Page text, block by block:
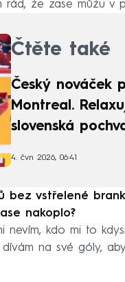
rád, že zase můžu v
Čtěte také
Český nováček
Montreal.
slovenská
4. čvn 2026, 06:41
bez vstřelené
nakoplo?
nevím, kdo mi to
na své góly,